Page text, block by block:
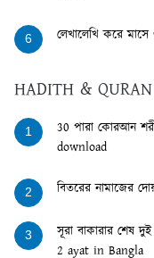
6 লেখালেখি করে
HADITH & QURAN
1
30 পারা কোরআন
download
2 বিতরের নামাজের
3
সূরা বাকারার শেষ
2 ayat in Bangla